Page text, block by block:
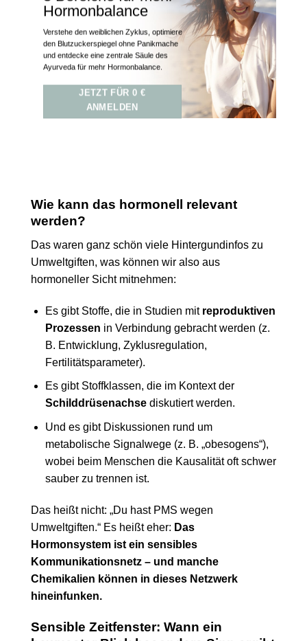
Hormonbalance
Verstehe den weiblichen Zyklus, optimiere
den Blutzuckerspiegel ohne Panikmache
und entdecke eine zentrale Säule des
Ayurveda für mehr Hormonbalance.
JETZT FÜR 0 €
ANMELDEN
Wie kann das hormonell relevant
werden?
Das waren ganz schön viele Hintergundinfos zu
Umweltgiften, was können wir also aus
hormoneller Sicht mitnehmen:
Es gibt Stoffe, die in Studien mit reproduktiven
Prozessen in Verbindung gebracht werden (z.
B. Entwicklung, Zyklusregulation,
Fertilitätsparameter).
Es gibt Stoffklassen, die im Kontext der
Schilddrüsenachsediskutiert werden.
Und es gibt Diskussionen rund um
metabolische Signalwege (z. B. „obesogens“),
wobei beim Menschen die Kausalität oft schwer
sauber zu trennen ist.
Das heißt nicht: „Du hast PMS wegen
Umweltgiften.“ Es heißt eher: Das
Hormonsystem ist ein sensibles
Kommunikationsnetz – und manche
Chemikalien können in dieses Netzwerk
hineinfunken.
Sensible Zeitfenster: Wann ein